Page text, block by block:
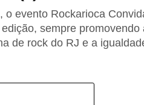
o evento Rockarioca
sempre promovendo
de rock do RJ e a